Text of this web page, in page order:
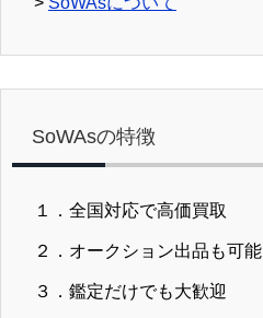
SoWAsの特徴
１．全国対応で高価買取
２．オークション出品も可能
３．鑑定だけでも大歓迎